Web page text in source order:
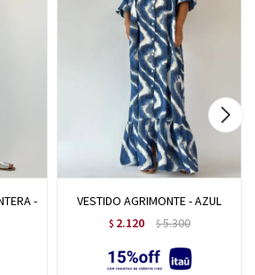
-
VESTIDO AGRIMONTE - AZUL
$ 2.120 $5.300